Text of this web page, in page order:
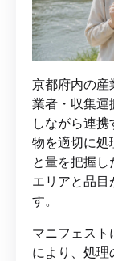
京都府内の産
業者・収集運
しながら連
物を適切に処
と量を把握
エリアと品
す。
マニフェスト
により、処